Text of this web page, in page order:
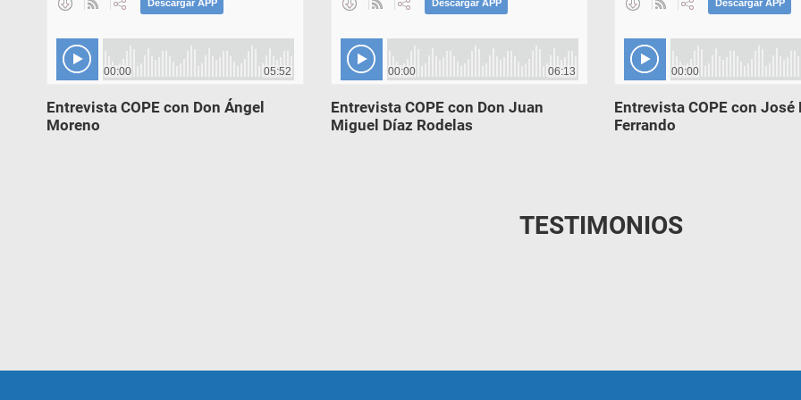
Entrevista COPE con Don Ángel
Moreno
Entrevista COPE con Don Juan
Miguel Díaz Rodelas
Entrevista COPE con José
Ferrando
TESTIMONIOS